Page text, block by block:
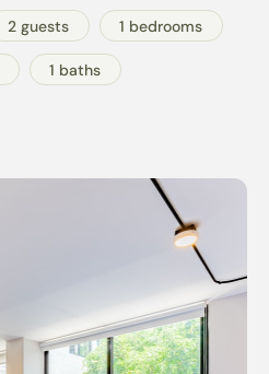
2 guests 1 bedrooms
1 baths